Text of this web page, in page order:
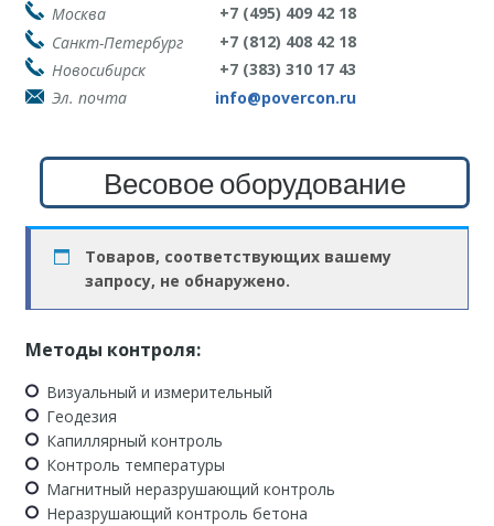
Москва
+7 (495) 409 42 18
Санкт-Петербург
+7 (812) 408 42 18
Новосибирск
+7 (383) 310 17 43
Эл. почта
info@povercon.ru
Весовое оборудование
Товаров, соответствующих вашему
запросу, не обнаружено.
Методы контроля:
Визуальный и измерительный
Геодезия
Капиллярный контроль
Контроль температуры
Магнитный неразрушающий контроль
Неразрушающий контроль бетона